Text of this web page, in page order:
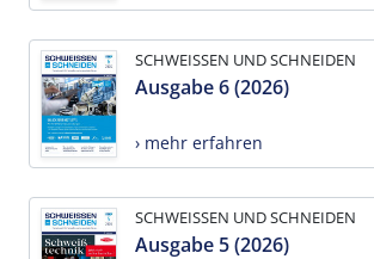
SCHWEISSEN UND SCHNEIDEN
Ausgabe 6 (2026)
› mehr erfahren
SCHWEISSEN UND SCHNEIDEN
Ausgabe 5 (2026)